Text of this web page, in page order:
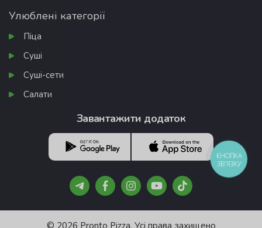
Улюблені категорії
Піца
Суші
Суші-сети
Салати
Завантажити додаток
КНОПКА
ЗВ'ЯЗКУ